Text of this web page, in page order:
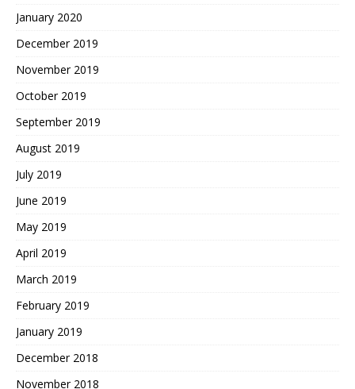
January 2020
December 2019
November 2019
October 2019
September 2019
August 2019
July 2019
June 2019
May 2019
April 2019
March 2019
February 2019
January 2019
December 2018
November 2018